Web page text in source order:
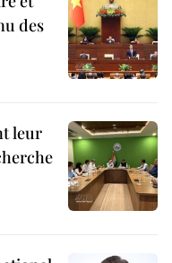
des
leur